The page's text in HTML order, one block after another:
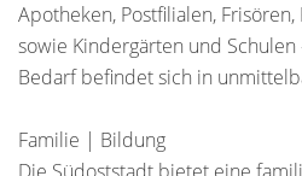
Apotheken, Postfilialen, Frisören,
sowie Kindergärten und
Bedarf befindet sich in
Familie | Bildung